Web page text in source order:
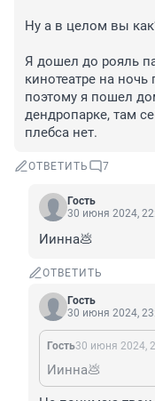
Ну а в целом вы
Я дошел до рояль
кинотеатре на ночь
поэтому я пошел
дендропарке, там
плебса нет.
ОТВЕТИТЬ 7
Гость
30 июня 2024,
Иинна💩
ОТВЕТИТЬ
Гость
30 июня 2024,
Гость30 июня 2024,
Иинна💩